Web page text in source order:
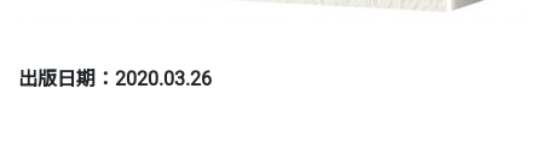
出版日期：2020.03.26